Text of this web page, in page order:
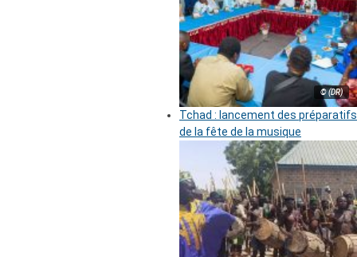
© (DR)
Tchad : lancement des préparatifs
de la fête de la musique